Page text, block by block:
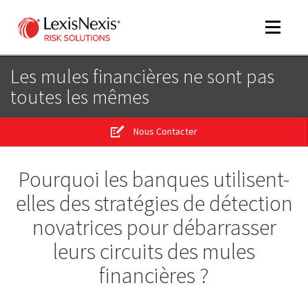
Toggle
Les mules financières ne sont pas
toutes les mêmes
Nous Contacter
Pourquoi les banques utilisent-
elles des stratégies de détection
novatrices pour débarrasser
leurs circuits des mules
financières ?